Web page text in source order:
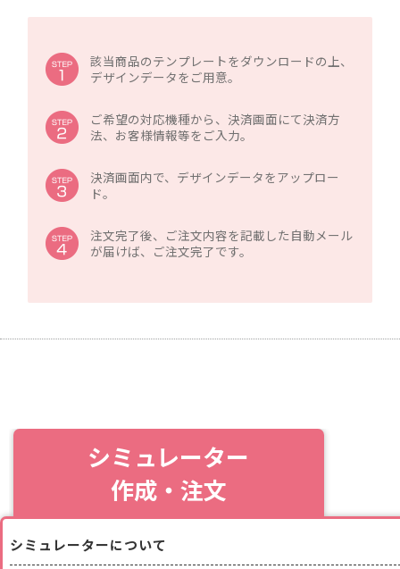
該当商品のテンプレートをダウンロードの上、
デザインデータをご用意。
ご希望の対応機種から、決済画面にて決済方
法、お客様情報等をご入力。
決済画面内で、デザインデータをアップロー
ド。
注文完了後、ご注文内容を記載した自動メール
が届けば、ご注文完了です。
シミュレーター
作成・注文
シミュレーターについて